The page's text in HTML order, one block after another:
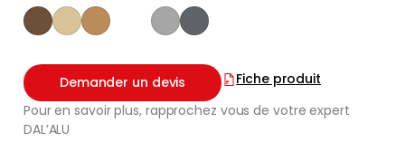
Demander un devis
Fiche produit
Pour en savoir plus, rapprochez vous de votre expert
DAL’ALU